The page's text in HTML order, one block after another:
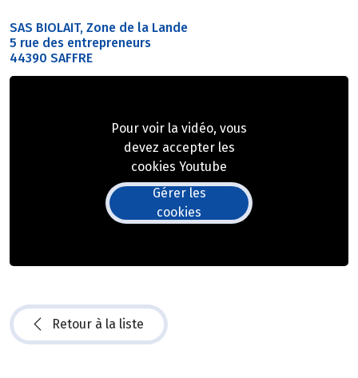
SAS BIOLAIT, Zone de la Lande
5 rue des entrepreneurs
44390 SAFFRE
Pour voir la vidéo, vous
devez accepter les
cookies Youtube
Gérer les
cookies
Retour à la liste